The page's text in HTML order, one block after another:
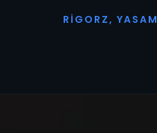
R I G O R Z, YASAM